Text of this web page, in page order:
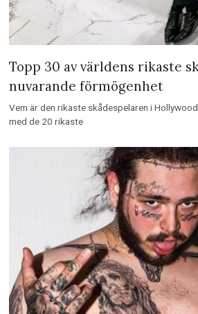
Topp 30 av världens rikaste
nuvarande förmögenhet
Vem är den rikaste skådespelaren i
med de 20 rikaste